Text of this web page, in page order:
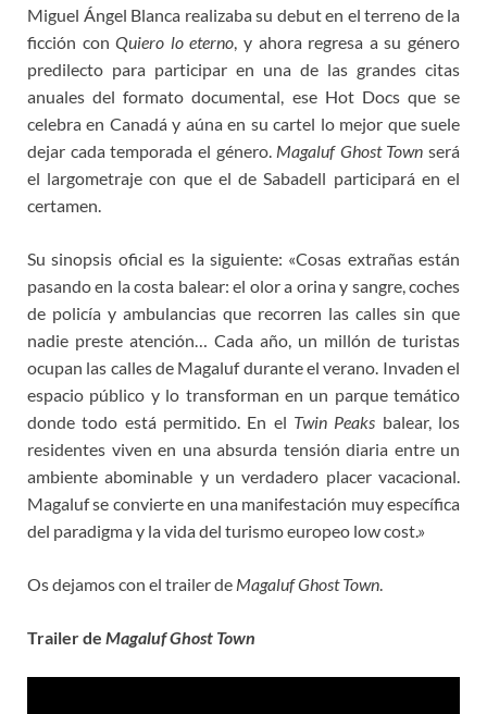
b
o
o
k
t
e
r
o
d
o
n
L
i
n
k
a
m
e
e
r
e
s
t
Miguel Ángel Blanca realizaba su debut en el terreno de la
ficción conQuiero lo eterno, y ahora regresa a su género
predilecto para participar en una de las grandes citas
anuales del formato documental, ese Hot Docs que se
celebra en Canadá y aúna en su cartel lo mejor que suele
dejar cada temporada el género. Magaluf Ghost Town será
el largometraje con que el de Sabadell participará en el
certamen.
Su sinopsis oficial es la siguiente: «Cosas extrañas están
pasando en la costa balear: el olor a orina y sangre, coches
de policía y ambulancias que recorren las calles sin que
nadie preste atención… Cada año, un millón de turistas
ocupan las calles de Magaluf durante el verano. Invaden el
espacio público y lo transforman en un parque temático
donde todo está permitido. En el Twin Peaks balear, los
residentes viven en una absurda tensión diaria entre un
ambiente abominable y un verdadero placer vacacional.
Magaluf se convierte en una manifestación muy específica
del paradigma y la vida del turismo europeo low cost.»
Os dejamos con el trailer de Magaluf Ghost Town.
Trailer de Magaluf Ghost Town